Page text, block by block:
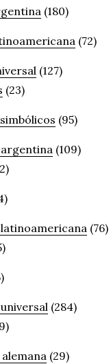
(180)
(72)
(127)
(23)
(95)
(109)
(76)
(284)
(29)